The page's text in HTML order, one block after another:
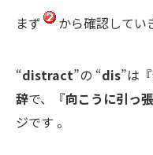
まず から確認してい
“distract”の “dis”は『
辞で、『向こうに引っ
ジです 。